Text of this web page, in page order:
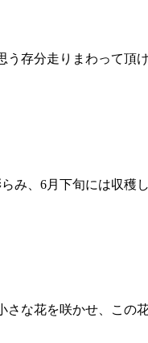
存分走りまわって頂
み、6月下旬には収穫
な花を咲かせ、この